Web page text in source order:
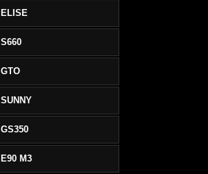
ELISE
S660
GTO
SUNNY
GS350
E90 M3